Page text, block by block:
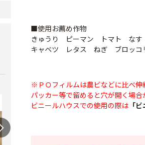
■使用お薦め作物
きゅうり ピーマン トマト な
キャベツ レタス ねぎ ブロッ
※ＰＯフィルムは農ビなどに比べ伸
パッカー等で留めると穴が開く場合
ビニールハウスでの使用の際は 「